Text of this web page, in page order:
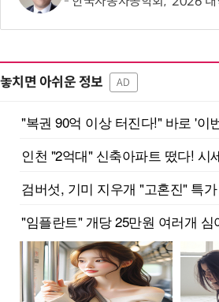
놓치면 아쉬운 정보 AD